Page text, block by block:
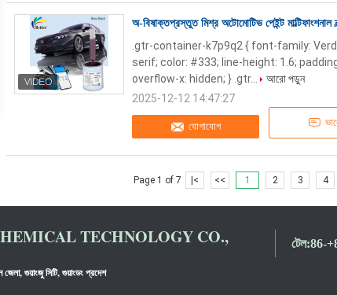
অ-বিষাক্তপ্রস্তুত মিশ্র অটোমোটিভ পেইন্ট মাল্টিফাংশনাল
যোগাযোগ
.gtr-container-k7p9q2 { font-family:
serif; color: #333; line-height: 1.6;
overflow-x: hidden; } .gtr...
আরো পড়ুন
2025-12-12 14:47:27
Page 1 of 7 |< << 1 2 3 4
TECHNOLOGY CO.,
জেলা, গুয়াংজু সিটি, গুয়াংডং প্রদেশ
টেল:86-